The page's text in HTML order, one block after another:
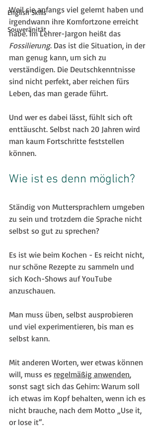
English Skills
Souveränität
Weil sie anfangs viel gelernt haben und
irgendwann ihre Komfortzone erreicht
habe. Im Lehrer-Jargon heißt das
Fossilierung. Das ist die Situation, in der
man genug kann, um sich zu
verständigen. Die Deutschkenntnisse
sind nicht perfekt, aber reichen fürs
Leben, das man gerade führt.
Und wer es dabei lässt, fühlt sich oft
enttäuscht. Selbst nach 20 Jahren wird
man kaum Fortschritte feststellen
können.
Wie ist es denn möglich?
Ständig von Muttersprachlern umgeben
zu sein und trotzdem die Sprache nicht
selbst so gut zu sprechen?
Es ist wie beim Kochen - Es reicht nicht,
nur schöne Rezepte zu sammeln und
sich Koch-Shows auf YouTube
anzuschauen.
Man muss üben, selbst ausprobieren
und viel experimentieren, bis man es
selbst kann.
Mit anderen Worten, wer etwas können
will, muss es regelmäßig anwenden,
sonst sagt sich das Gehirn: Warum soll
ich etwas im Kopf behalten, wenn ich es
nicht brauche, nach dem Motto „Use it,
or lose it“.